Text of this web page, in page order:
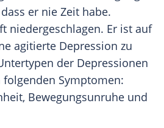
er nie Zeit habe.
niedergeschlagen. Er ist auf
agitierte Depression zu
der Depressionen
Symptomen:
Bewegungsunruhe und